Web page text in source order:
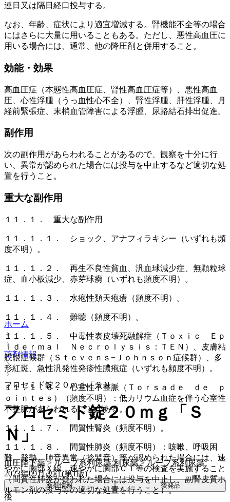
連日又は隔日経口投与する。
なお、年齢、症状により適宜増減する。腎機能不全等の場合
にはさらに大量に用いることもある。ただし、悪性高血圧に
用いる場合には、通常、他の降圧剤と併用すること。
効能・効果
高血圧症（本態性高血圧症、腎性高血圧症等）、悪性高血
圧、心性浮腫（うっ血性心不全）、腎性浮腫、肝性浮腫、月
経前緊張症、末梢血管障害による浮腫、尿路結石排出促進。
副作用
次の副作用があらわれることがあるので、観察を十分に行
い、異常が認められた場合には投与を中止するなど適切な処
置を行うこと。
重大な副作用
１１．１． 重大な副作用
１１．１．１． ショック、アナフィラキシー（いずれも頻
度不明）。
１１．１．２． 再生不良性貧血、汎血球減少症、無顆粒球
症、血小板減少、赤芽球癆（いずれも頻度不明）。
１１．１．３． 水疱性類天疱瘡（頻度不明）。
１１．１．４． 難聴（頻度不明）。
１１．１．５． 中毒性表皮壊死融解症（Ｔｏｘｉｃ Ｅｐ
ｉｄｅｒｍａｌ Ｎｅｃｒｏｌｙｓｉｓ：ＴＥＮ）、皮膚粘
膜眼症候群（Ｓｔｅｖｅｎｓ−Ｊｏｈｎｓｏｎ症候群）、多
形紅斑、急性汎発性発疹性膿疱症（いずれも頻度不明）。
１１．１．６． 心室性不整脈（Ｔｏｒｓａｄｅ ｄｅ ｐ
ｏｉｎｔｅｓ）（頻度不明）：低カリウム血症を伴う心室性
不整脈があらわれることがある。
１１．１．７． 間質性腎炎（頻度不明）。
１１．１．８． 間質性肺炎（頻度不明）：咳嗽、呼吸困
難、発熱、肺音異常（捻髪音）等が認められた場合には、速
やかに胸部Ｘ線、速やかに胸部ＣＴ等の検査を実施すること
（間質性肺炎が疑われた場合には投与を中止し、副腎皮質ホ
ルモン剤の投与等の適切な処置を行うこと）。
ホーム
薬剤情報
フロセミド錠２０ｍｇ「ＳＮ」
フロセミド錠２０ｍｇ「Ｓ
Ｎ」
血圧降下薬 > ループ系利尿薬 利尿薬 > ループ系利尿薬
2023年09月改訂(第1版)
薬剤情報 後発品
後